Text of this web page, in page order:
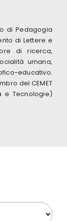
Riviste
di Pedagogia
di Lettere e
di ricerca,
umana,
educativo.
del CEMET
e Tecnologie)